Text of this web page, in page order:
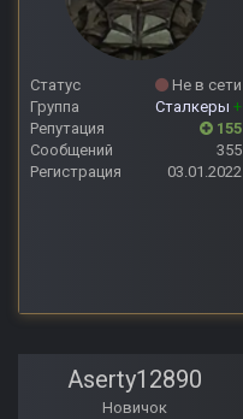
Статус
Не в сети
Группа
Сталкеры +
Репутация
155
Сообщений
355
Регистрация
03.01.2022
Aserty12890
Новичок